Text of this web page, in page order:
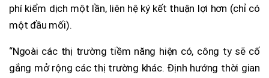
phí kiểm dịch một lần, liên hệ ký kết thuận lợi hơn (chỉ có
một đầu mối).
“Ngoài các thị trường tiềm năng hiện có, công ty sẽ cố
gắng mở rộng các thị trường khác. Định hướng thời gian